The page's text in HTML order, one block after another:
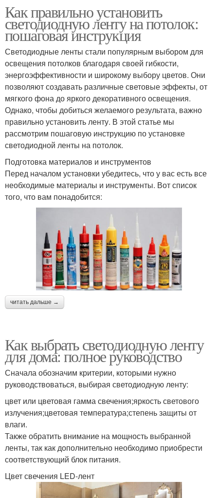
Как правильно установить
светодиодную ленту на потолок:
пошаговая инструкция
Светодиодные ленты стали популярным выбором для
освещения потолков благодаря своей гибкости,
энергоэффективности и широкому выбору цветов. Они
позволяют создавать различные световые эффекты, от
мягкого фона до яркого декоративного освещения.
Однако, чтобы добиться желаемого результата, важно
правильно установить ленту. В этой статье мы
рассмотрим пошаговую инструкцию по установке
светодиодной ленты на потолок.
Подготовка материалов и инструментов
Перед началом установки убедитесь, что у вас есть все
необходимые материалы и инструменты. Вот список
того, что вам понадобится:
читать дальше →
Как выбрать светодиодную ленту
для дома: полное руководство
Сначала обозначим критерии, которыми нужно
руководствоваться, выбирая светодиодную ленту:
цвет или цветовая гамма свечения;яркость светового
излучения;цветовая температура;степень защиты от
влаги.
Также обратить внимание на мощность выбранной
ленты, так как дополнительно необходимо приобрести
соответствующий блок питания.
Цвет свечения LED-лент